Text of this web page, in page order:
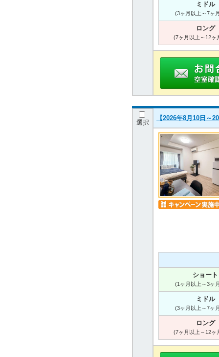
ミドル
(3ヶ月以上～7ヶ
ロング
(7ヶ月以上～12ヶ
選択
【2026年8月10日～
ショート
(1ヶ月以上～3ヶ
ミドル
(3ヶ月以上～7ヶ
ロング
(7ヶ月以上～12ヶ